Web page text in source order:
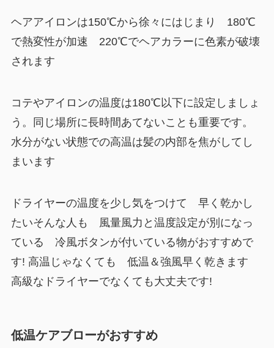
ヘアアイロンは150℃から徐々にはじまり 180℃
で熱変性が加速 220℃でヘアカラーに色素が破壊
されます
コテやアイロンの温度は180℃以下に設定しましょ
う。同じ場所に長時間あてないことも重要です。
水分がない状態での高温は髪の内部を焦がしてし
まいます
ドライヤーの温度を少し気をつけて 早く乾かし
たいそんな人も 風量風力と温度設定が別になっ
ている 冷風ボタンが付いている物がおすすめで
す! 高温じゃなくても 低温＆強風早く乾きます
高級なドライヤーでなくても大丈夫です!
低温ケアブローがおすすめ